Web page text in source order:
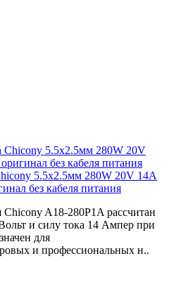
5.5x2.5мм 280W 20V 14A
без кабеля питания
A18-280P1A рассчитан
и силу тока 14 Ампер при
для
и профессиональных н..